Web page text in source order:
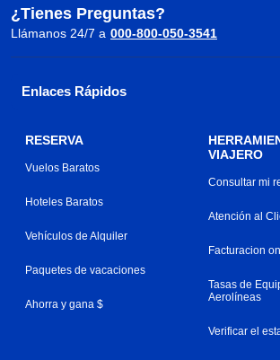
¿Tienes Preguntas?
Llámanos 24/7 a 000-800-050-3541
Enlaces Rápidos
RESERVA
Vuelos Baratos
Hoteles Baratos
Vehículos de Alquiler
Paquetes de vacaciones
Ahorra y gana $
VIAJERO
Consultar mi
Atención al
Facturacion
Tasas de
Aerolíneas
Verificar el